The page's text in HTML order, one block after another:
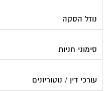
סימוני חניות
עורכי דין / נוטוריונים
עיצוב לובי וחדר מדרגות